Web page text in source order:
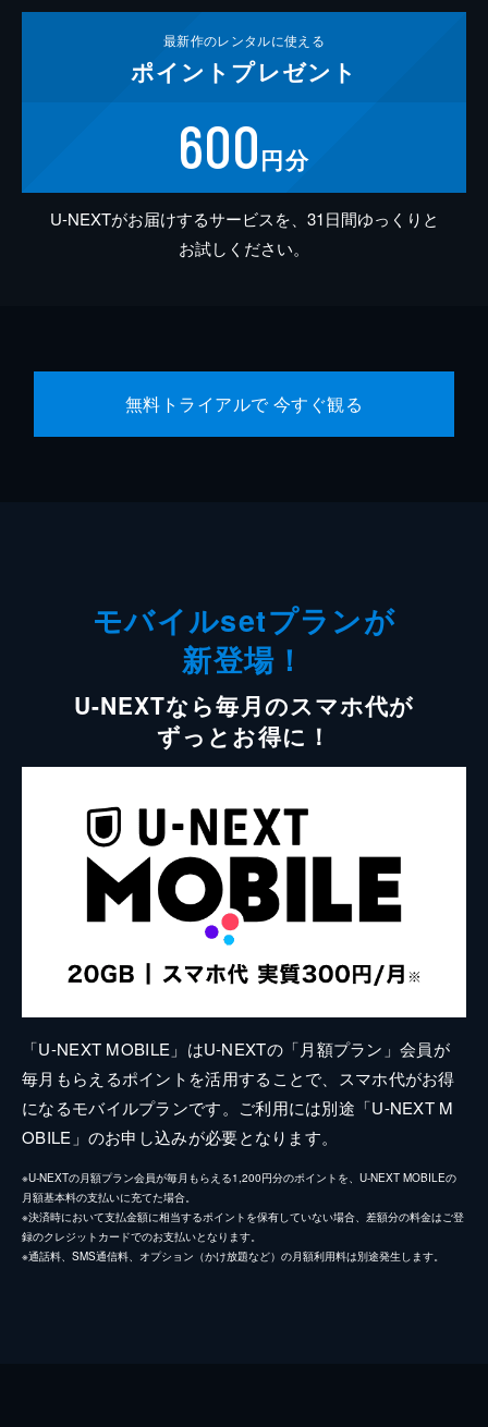
最新作のレンタルに使える
ポイント プレゼント
600円分
U-NEXTがお届けするサービスを、31日間ゆっくりと
お試しください。
無料トライアルで 今すぐ観る
モバイルsetプランが
新登場！
U-NEXTなら毎月のスマホ代が
ずっとお得に！
「U-NEXT MOBILE」はU-NEXTの「月額プラン」会員が
毎月もらえるポイントを活用することで、スマホ代がお得
になるモバイルプランです。ご利用には別途「U-NEXT M
OBILE」のお申し込みが必要となります。
※U-NEXTの月額プラン会員が毎月もらえる1,200円分のポイントを、U-NEXT MOBILEの
月額基本料の支払いに充てた場合。
※決済時において支払金額に相当するポイントを保有していない場合、差額分の料金はご登
録のクレジットカードでのお支払いとなります。
※通話料、SMS通信料、オプション（かけ放題など）の月額利用料は別途発生します。